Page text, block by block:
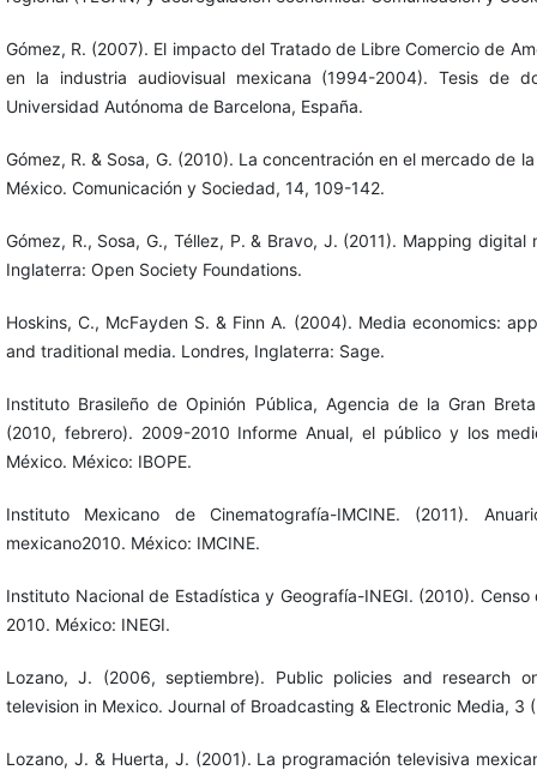
Gómez, R. (2007). El impacto del Tratado de Libre Comercio de
en la industria audiovisual mexicana (1994-2004). Tesis de
Universidad Autónoma de Barcelona, España.
Gómez, R. & Sosa, G. (2010). La concentración en el mercado de
México. Comunicación y Sociedad, 14, 109-142.
Gómez, R., Sosa, G., Téllez, P. & Bravo, J. (2011). Mapping digital
Inglaterra: Open Society Foundations.
Hoskins, C., McFayden S. & Finn A. (2004). Media economics:
and traditional media. Londres, Inglaterra: Sage.
Instituto Brasileño de Opinión Pública, Agencia de la Gran
(2010, febrero). 2009-2010 Informe Anual, el público y los
México. México: IBOPE.
Instituto Mexicano de Cinematografía-IMCINE. (2011).
mexicano2010. México: IMCINE.
Instituto Nacional de Estadística y Geografía-INEGI. (2010).
2010. México: INEGI.
Lozano, J. (2006, septiembre). Public policies and research
television in Mexico. Journal of Broadcasting & Electronic Media, 3
Lozano, J. & Huerta, J. (2001). La programación televisiva